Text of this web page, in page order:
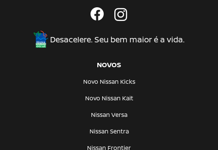
Desacelere. Seu bem maior é a vida.
NOVOS
Novo Nissan Kicks
Novo Nissan Kait
Nissan Versa
Nissan Sentra
Nissan Frontier